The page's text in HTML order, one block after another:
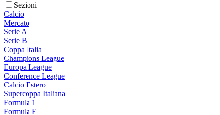
Sezioni
Calcio
Mercato
Serie A
Serie B
Coppa Italia
Champions League
Europa League
Conference League
Calcio Estero
Supercoppa Italiana
Formula 1
Formula E